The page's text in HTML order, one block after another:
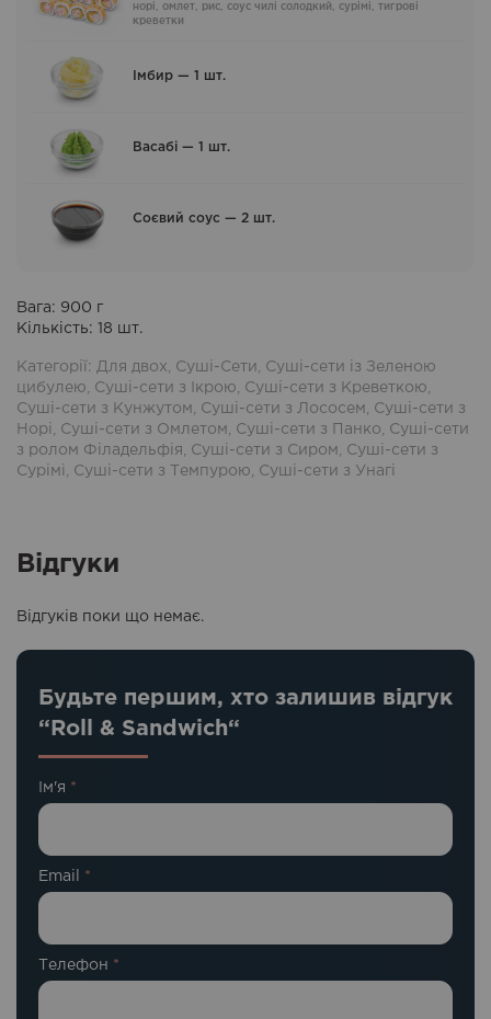
норі, омлет, рис, соус чилі солодкий, сурімі, тигрові
креветки
Імбир — 1 шт.
Васабі — 1 шт.
Соєвий соус — 2 шт.
Вага: 900 г
Кількість: 18 шт.
Категорії: Для двох Суші-Сети
Суші-сети із Зеленою
цибулею
Суші-сети з Ікрою Суші-сети з Креветкою
Суші-сети з Кунжутом
Суші-сети з Лососем
Суші-сети з
Норі
Суші-сети з Омлетом Суші-сети з Панко
Суші-сети
з ролом Філадельфія
Суші-сети з Сиром
Суші-сети з
Сурімі
Суші-сети з Темпурою Суші-сети з Унагі
Відгуки
Відгуків поки що немає.
Будьте першим, хто залишив відгук
“Roll & Sandwich“
Ім'я *
Email *
Телефон *